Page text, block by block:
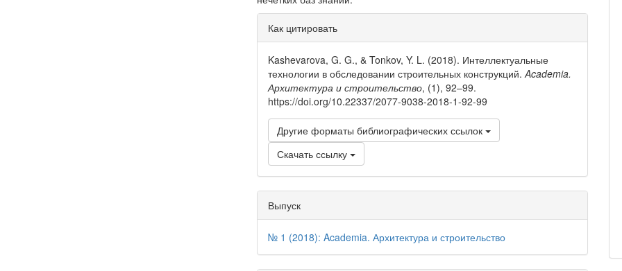
Информация
о статье
Как цитировать
Kashevarova, G. G., & Tonkov, Y. L. (2018). Интеллектуальные
технологии в обследовании строительных конструкций.Academia.
Архитектура и строительство, (1), 92–99.
https://doi.org/10.22337/2077-9038-2018-1-92-99
Другие форматы библиографических ссылок
Скачать ссылку
Выпуск
№ 1 (2018): Academia. Архитектура и строительство